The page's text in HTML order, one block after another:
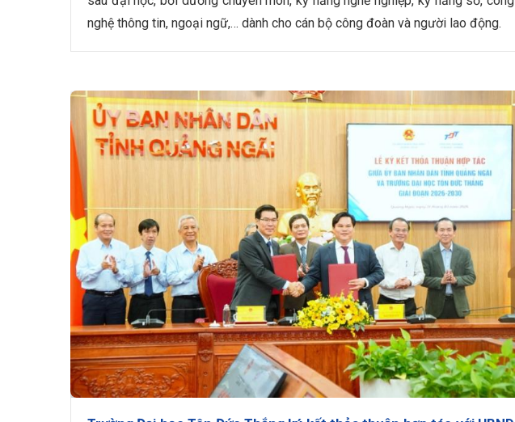
nghệ thông tin, ngoại ngữ,… dành cho cán bộ công đoàn và người lao động.